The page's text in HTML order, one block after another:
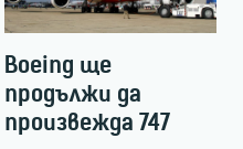
Boeing ще
продължи да
произвежда 747